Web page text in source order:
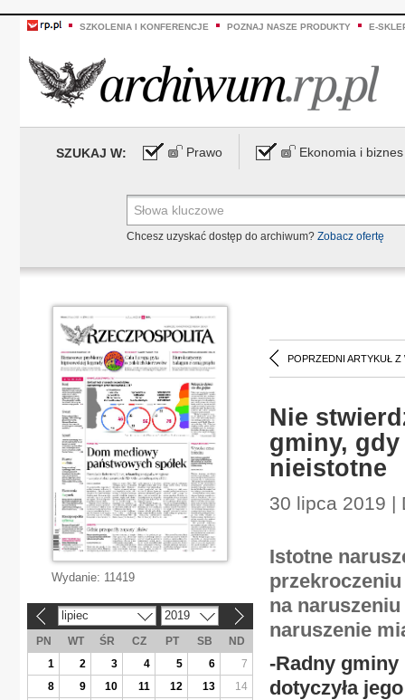
SZKOLENIA I KONFERENCJE POZNAJ NASZE PRODUKTY E-
SZUKAJ W: Prawo Ekonomia i biznes
Chcesz uzyskać dostęp do archiwum? Zobacz ofertę
POPRZEDNI ARTYKUŁ Z
Nie
gminy,
nieistotne
30 lipca 2019 |
Istotne
na
naruszenie
-Radny gminy
dotyczyła
Wydanie: 11419
lipiec 2019
PN WT ŚR CZ PT SB
ND
1
2 3 4 5 6
7
8
9 10 11 12 13
14